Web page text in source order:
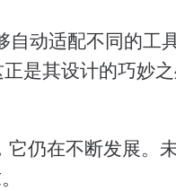
自动适配不同的工
是其设计的巧妙之
它仍在不断发展。